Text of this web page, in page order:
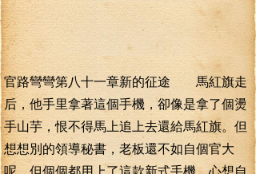
官路彎彎第八十一章新的征途 馬紅旗走
后，他手里拿著這個手機，卻像是拿了個燙
手山芋，恨不得馬上追上去還給馬紅旗。但
想想別的領導秘書，老板還不如自個官大
呢，但個個都用上了這款新式手機，心想自